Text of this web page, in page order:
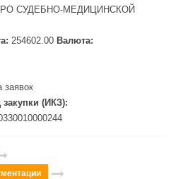
СУДЕБНО-МЕДИЦИНСКОЙ
254602.00 Валюта:
заявок
(ИКЗ):